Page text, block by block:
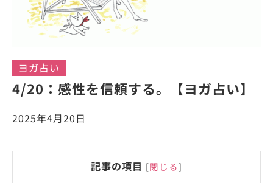
ヨガ占い
4/20：感性を信頼する。【ヨガ占い】
2025年4月20日
記事の項目 [閉じる]